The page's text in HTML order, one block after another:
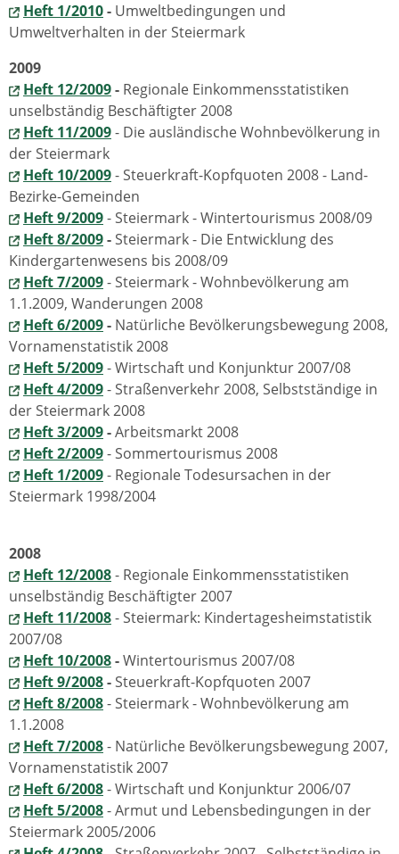
Heft 1/2010- Umweltbedingungen und
Umweltverhalten in der Steiermark
2009
Heft 12/2009- Regionale Einkommensstatistiken
unselbständig Beschäftigter 2008
Heft 11/2009- Die ausländische Wohnbevölkerung in
der Steiermark
Heft 10/2009- Steuerkraft-Kopfquoten 2008 - Land-
Bezirke-Gemeinden
Heft 9/2009- Steiermark - Wintertourismus 2008/09
Heft 8/2009-Steiermark - Die Entwicklung des
Kindergartenwesens bis 2008/09
Heft 7/2009- Steiermark - Wohnbevölkerung am
1.1.2009, Wanderungen 2008
Heft 6/2009- Natürliche Bevölkerungsbewegung 2008,
Vornamenstatistik 2008
Heft 5/2009- Wirtschaft und Konjunktur 2007/08
Heft 4/2009- Straßenverkehr 2008, Selbstständige in
der Steiermark 2008
Heft 3/2009-Arbeitsmarkt 2008
Heft 2/2009- Sommertourismus 2008
Heft 1/2009- Regionale Todesursachen in der
Steiermark 1998/2004
2008
Heft 12/2008- Regionale Einkommensstatistiken
unselbständig Beschäftigter 2007
Heft 11/2008- Steiermark: Kindertagesheimstatistik
2007/08
Heft 10/2008-Wintertourismus 2007/08
Heft 9/2008-Steuerkraft-Kopfquoten 2007
Heft 8/2008- Steiermark - Wohnbevölkerung am
1.1.2008
Heft 7/2008- Natürliche Bevölkerungsbewegung 2007,
Vornamenstatistik 2007
Heft 6/2008- Wirtschaft und Konjunktur 2006/07
Heft 5/2008- Armut und Lebensbedingungen in der
Steiermark 2005/2006